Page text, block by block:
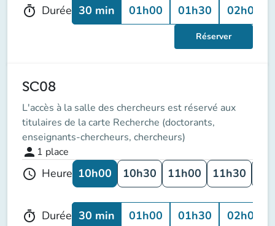
timer Durée 30 min 01h00 01h30 02h00
Réserver
SC08
L'accès à la salle des chercheurs est réservé aux
titulaires de la carte Recherche (doctorants,
enseignants-chercheurs, chercheurs)
person 1 place
schedule Heure 10h00 10h30 11h00 11h30
timer Durée 30 min 01h00 01h30 02h00